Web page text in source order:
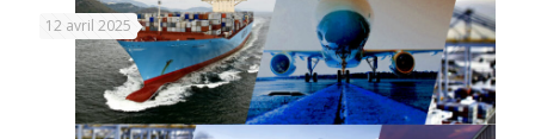
12 avril 2025